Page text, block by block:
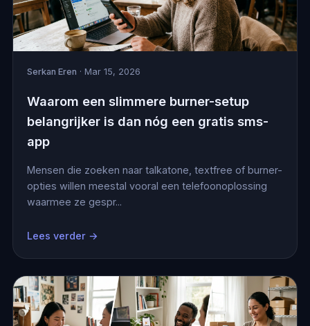
Serkan Eren · Mar 15, 2026
Waarom een slimmere burner-setup
belangrijker is dan nóg een gratis sms-
app
Mensen die zoeken naar talkatone, textfree of burner-
opties willen meestal vooral een telefoonoplossing
waarmee ze gespr...
Lees verder →